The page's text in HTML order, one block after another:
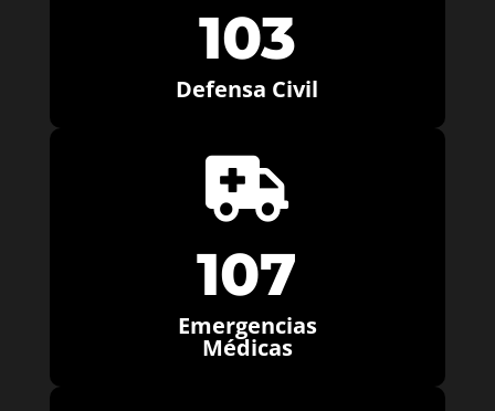
103
Defensa Civil

107
Emergencias
Médicas